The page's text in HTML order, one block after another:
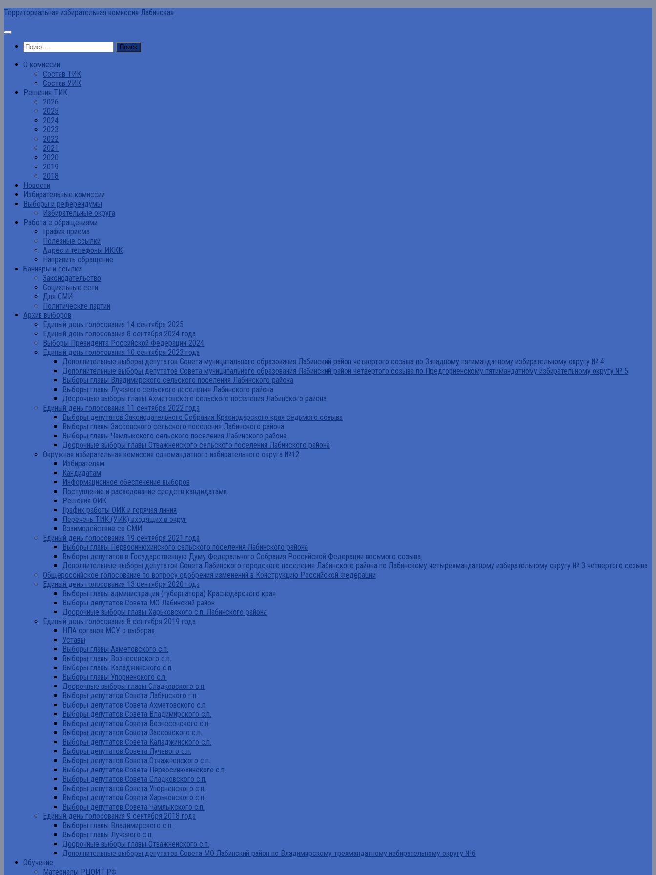
Перейти
содержимому
Территориальная избирательная комиссия Лабинская
Найти:
О комиссии
Состав ТИК
Состав УИК
Решения ТИК
2026
2025
2024
2023
2022
2021
2020
2019
2018
Новости
Избирательные комиссии
Выборы и референдумы
Избирательные округа
Работа с обращениями
График приема
Полезные ссылки
Адрес и телефоны ИККК
Направить обращение
Баннеры и ссылки
Законодательство
Социальные сети
Для СМИ
Политические партии
Архив выборов
Единый день голосования 14 сентября 2025
Единый день голосования 8 сентября 2024 года
Выборы Президента Российской Федерации 2024
Единый день голосования 10 сентября 2023 года
Дополнительные выборы депутатов Совета муниципального образования Лабинский район четвертого созыва по Западному пятимандатному избирательному округу № 4
Дополнительные выборы депутатов Совета муниципального образования Лабинский район четвертого созыва по Предгорненскому пятимандатному избирательному округу № 5
Выборы главы Владимирского сельского поселения Лабинского района
Выборы главы Лучевого сельского поселения Лабинского района
Досрочные выборы главы Ахметовского сельского поселения Лабинского района
Единый день голосования 11 сентября 2022 года
Выборы депутатов Законодательного Собрания Краснодарского края седьмого созыва
Выборы главы Зассовского сельского поселения Лабинского района
Выборы главы Чамлыкского сельского поселения Лабинского района
Досрочные выборы главы Отважненского сельского поселения Лабинского района
Окружная избирательная комиссия одномандатного избирательного округа №12
Избирателям
Кандидатам
Информационное обеспечение выборов
Поступление и расходование средств кандидатами
Решения ОИК
График работы ОИК и горячая линия
Перечень ТИК (УИК) входящих в округ
Взаимодействие со СМИ
Единый день голосования 19 сентября 2021 года
Выборы главы Первосинюхинского сельского поселения Лабинского района
Выборы депутатов в Государственную Думу Федерального Собрания Российской Федерации восьмого созыва
Дополнительные выборы депутатов Совета Лабинского городского поселения Лабинского района по Лабинскому четырехмандатному избирательному округу № 3 четвертого созыва
Общероссийское голосование по вопросу одобрения изменений в Конструкцию Российской Федерации
Единый день голосования 13 сентября 2020 года
Выборы главы администрации (губернатора) Краснодарского края
Выборы депутатов Совета МО Лабинский район
Досрочные выборы главы Харьковского с.п. Лабинского района
Единый день голосования 8 сентября 2019 года
НПА органов МСУ о выборах
Уставы
Выборы главы Ахметовского с.п.
Выборы главы Вознесенского с.п.
Выборы главы Каладжинского с.п.
Выборы главы Упорненского с.п.
Досрочные выборы главы Сладковского с.п.
Выборы депутатов Совета Лабинского г.п.
Выборы депутатов Совета Ахметовского с.п.
Выборы депутатов Совета Владимирского с.п.
Выборы депутатов Совета Вознесенского с.п.
Выборы депутатов Совета Зассовского с.п.
Выборы депутатов Совета Каладжинского с.п.
Выборы депутатов Совета Лучевого с.п.
Выборы депутатов Совета Отважненского с.п.
Выборы депутатов Совета Первосинюхинского с.п.
Выборы депутатов Совета Сладковского с.п.
Выборы депутатов Совета Упорненского с.п.
Выборы депутатов Совета Харьковского с.п.
Выборы депутатов Совета Чамлыкского с.п.
Единый день голосования 9 сентября 2018 года
Выборы главы Владимирского с.п.
Выборы главы Лучевого с.п.
Досрочные выборы главы Отважненского с.п.
Дополнительные выборы депутатов Совета МО Лабинский район по Владимирскому трехмандатному избирательному округу №6
Обучение
Материалы РЦОИТ РФ